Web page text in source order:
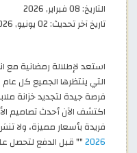
التاريخ:08 فبراير, 2026
تاريخ آخر تحديث:02 يونيو, 2026
التي ينتظرها الجميع كل
اكتشف الآن أحدث تصاميم
فريدة بأسعار مميزة، ولا
2026
"" قبل الدفع لتحصل